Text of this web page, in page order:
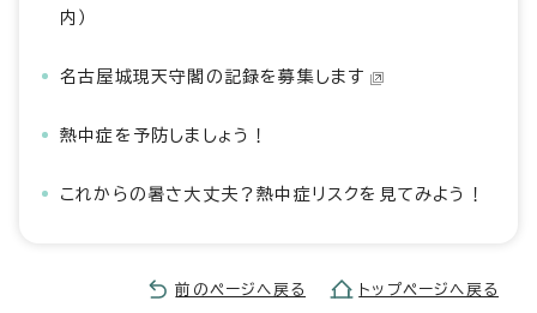
内）
名古屋城現天守閣の記録を募集します
熱中症を予防しましょう！
これからの暑さ大丈夫？熱中症リスクを見てみよう！
前のページへ戻る トップページへ戻る